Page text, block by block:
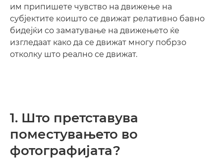
им припишете чувство на движење на
субјектите коишто се движат релативно бавно
бидејќи со заматување на движењето ќе
изгледаат како да се движат многу побрзо
отколку што реално се движат.
1. Што претставува
поместувањето во
фотографијата?